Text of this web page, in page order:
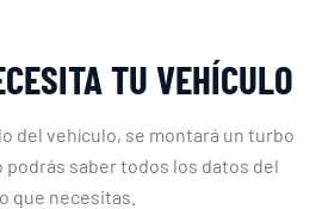
TU VEHÍCULO
del vehículo, se montará un turbo
saber todos los datos del
que necesitas.